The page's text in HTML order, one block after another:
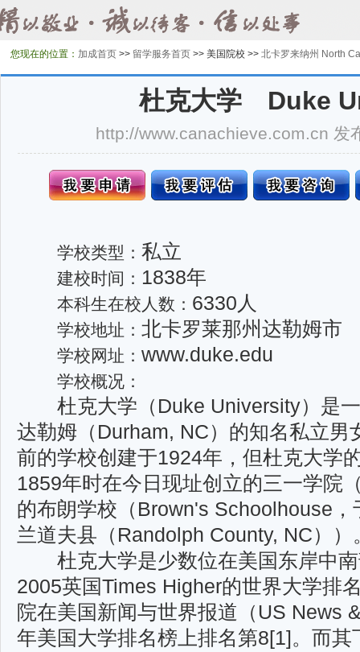
您现在的位置： 加成首页 >> 留学服务首页 >> 美国院校 >> 北卡罗来纳州 North
杜克大学 Duke
http://www.canachieve.com.cn 发
学校类型：私立
建校时间： 1838年
本科生在校人数： 6330人
学校地址：北卡罗莱那州达勒姆市
学校网址：www.duke.edu
学校概况：
杜克大学（Duke University）是一
达勒姆（Durham, NC）的知名私立男
前的学校创建于1924年，但杜克大学
1859年时在今日现址创立的三一学院
的布朗学校（Brown's Schoolhouse，
兰道夫县（Randolph County, NC））
杜克大学是少数位在美国东岸中南
2005英国Times Higher的世界大学排
院在美国新闻与世界报道（US News
年美国大学排名榜上排名第8[1]。而